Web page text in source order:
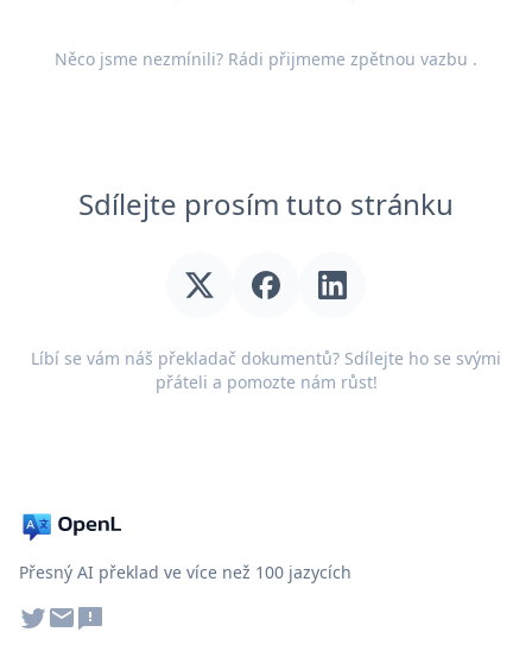
Něco jsme nezmínili? Rádi přijmeme zpětnou vazbu .
Sdílejte prosím tuto stránku
Líbí se vám náš překladač dokumentů? Sdílejte ho se svými
přáteli a pomozte nám růst!
Přesný AI překlad ve více než 100 jazycích